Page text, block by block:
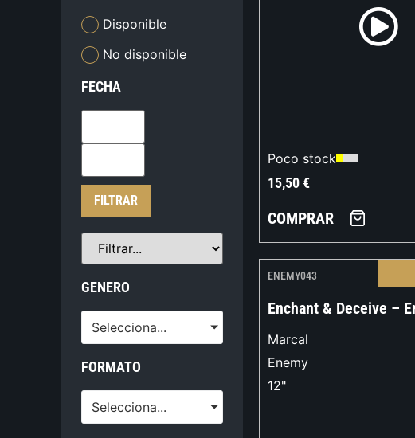
Disponible
No disponible
FECHA
FILTRAR
GENERO
Selecciona...
FORMATO
Selecciona...
Poco stock
15,50€
COMPRAR
ENEMY043
Enchant & Deceive –
Marcal
Enemy
12"